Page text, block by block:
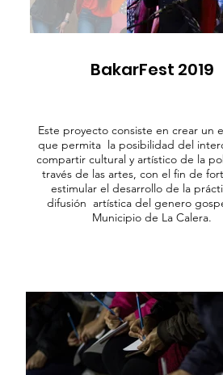
BakarFest 2019
Este proyecto consiste en crear un
que permita la posibilidad del
compartir cultural y artístico de la
través de las artes, con el fin de
estimular el desarrollo de la
difusión artística del genero
Municipio de La Calera.